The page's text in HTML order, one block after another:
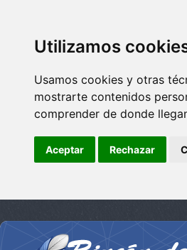
Utilizamos
Usamos cookies y otras
mostrarte contenidos
comprender de donde
Aceptar Rechazar